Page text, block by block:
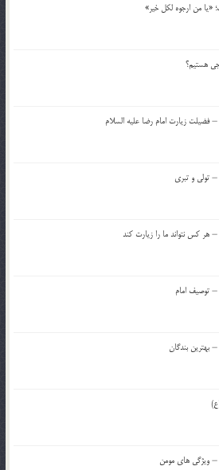
من ارجوه لکل خیر»
هستیم؟
زیارت امام رضا علیه السلام
و تبری
کس نتواند ما را زیارت کند
امام
بندگان
های مومن